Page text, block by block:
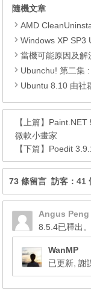
隨機文章
AMD
Windows XP SP3
當機可能原因及解
Ubunchu! 第二集
Ubuntu 8.10 由社
【上篇】 Paint.NET
微軟小畫家
【下篇】 Poedit
73 條留言 訪客：41
Angus Peng
8.5.4已釋出。
WanMP
已更新, 謝